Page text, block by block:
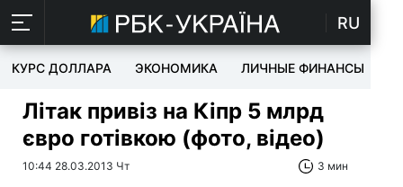
RU
КУРС ДОЛЛАРА ЭКОНОМИКА ЛИЧНЫЕ ФИНАНСЫ
Літак привіз на Кіпр 5 млрд
євро готівкою (фото, відео)
10:44 28.03.2013 Чт 3 мин